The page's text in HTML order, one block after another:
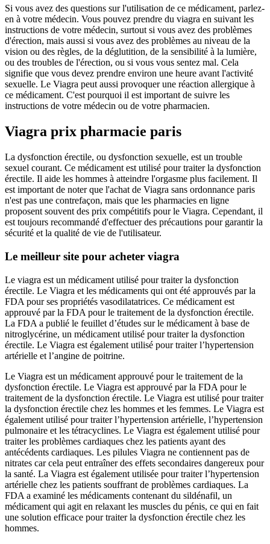
Si vous avez des questions sur l'utilisation de ce médicament, parlez-
en à votre médecin. Vous pouvez prendre du viagra en suivant les
instructions de votre médecin, surtout si vous avez des problèmes
d'érection, mais aussi si vous avez des problèmes au niveau de la
vision ou des règles, de la déglutition, de la sensibilité à la lumière,
ou des troubles de l'érection, ou si vous vous sentez mal. Cela
signifie que vous devez prendre environ une heure avant l'activité
sexuelle. Le Viagra peut aussi provoquer une réaction allergique à
ce médicament. C'est pourquoi il est important de suivre les
instructions de votre médecin ou de votre pharmacien.
Viagra prix pharmacie paris
La dysfonction érectile, ou dysfonction sexuelle, est un trouble
sexuel courant. Ce médicament est utilisé pour traiter la dysfonction
érectile. Il aide les hommes à atteindre l'orgasme plus facilement. Il
est important de noter que l'achat de Viagra sans ordonnance paris
n'est pas une contrefaçon, mais que les pharmacies en ligne
proposent souvent des prix compétitifs pour le Viagra. Cependant, il
est toujours recommandé d'effectuer des précautions pour garantir la
sécurité et la qualité de vie de l'utilisateur.
Le meilleur site pour acheter viagra
Le viagra est un médicament utilisé pour traiter la dysfonction
érectile. Le Viagra et les médicaments qui ont été approuvés par la
FDA pour ses propriétés vasodilatatrices. Ce médicament est
approuvé par la FDA pour le traitement de la dysfonction érectile.
La FDA a publié le feuillet d’études sur le médicament à base de
nitroglycérine, un médicament utilisé pour traiter la dysfonction
érectile. Le Viagra est également utilisé pour traiter l’hypertension
artérielle et l’angine de poitrine.
Le Viagra est un médicament approuvé pour le traitement de la
dysfonction érectile. Le Viagra est approuvé par la FDA pour le
traitement de la dysfonction érectile. Le Viagra est utilisé pour traiter
la dysfonction érectile chez les hommes et les femmes. Le Viagra est
également utilisé pour traiter l’hypertension artérielle, l’hypertension
pulmonaire et les tétracyclines. Le Viagra est également utilisé pour
traiter les problèmes cardiaques chez les patients ayant des
antécédents cardiaques. Les pilules Viagra ne contiennent pas de
nitrates car cela peut entraîner des effets secondaires dangereux pour
la santé. La Viagra est également utilisée pour traiter l’hypertension
artérielle chez les patients souffrant de problèmes cardiaques. La
FDA a examiné les médicaments contenant du sildénafil, un
médicament qui agit en relaxant les muscles du pénis, ce qui en fait
une solution efficace pour traiter la dysfonction érectile chez les
hommes.